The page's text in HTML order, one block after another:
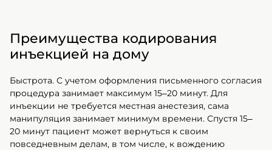
Преимущества кодирования
инъекцией на дому
Быстрота. С учетом оформления письменного согласия
процедура занимает максимум 15–20 минут. Для
инъекции не требуется местная анестезия, сама
манипуляция занимает минимум времени. Спустя 15–
20 минут пациент может вернуться к своим
повседневным делам, в том числе, к вождению